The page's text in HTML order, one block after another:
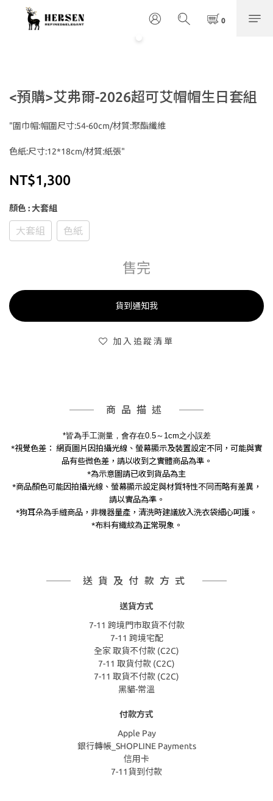
<預購>艾弗爾-2026超可艾帽帽生日套組
"圍巾帽:帽圍尺寸:54-60cm/材質:聚酯纖維
色紙:尺寸:12*18cm/材質:紙張"
NT$1,300
顏色: 大套組
大套組 色紙
售完
貨到通知我
加入追蹤清單
商品描述
*皆為手工測量，會存在0.5～1cm之小誤差
*視覺色差： 網頁圖片因拍攝光線、螢幕顯示及裝置設定不同，可能與實
品有些微色差，請以收到之實體商品為準。
*為示意圖請已收到貨品為主
*商品顏色可能因拍攝光線、螢幕顯示設定與材質特性不同而略有差異，
請以實品為準。
*狗耳朵為手縫商品，非機器量產，清洗時建議放入洗衣袋細心呵護。
*布料有織紋為正常現象。
送貨及付款方式
送貨方式
7-11 跨境門市取貨不付款
7-11 跨境宅配
全家 取貨不付款 (C2C)
7-11 取貨付款 (C2C)
7-11 取貨不付款 (C2C)
黑貓-常溫
付款方式
Apple Pay
銀行轉帳_SHOPLINE Payments
信用卡
7-11貨到付款